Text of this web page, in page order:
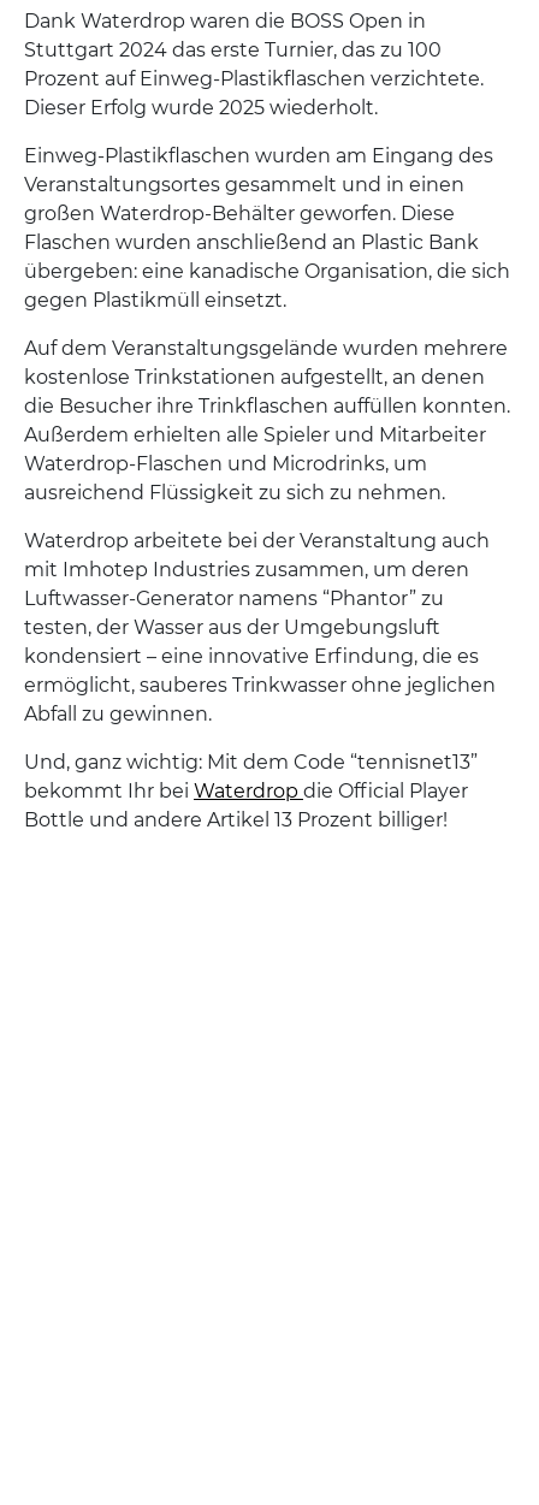
Dank Waterdrop waren die BOSS Open in
Stuttgart 2024 das erste Turnier, das zu 100
Prozent auf Einweg-Plastikflaschen verzichtete.
Dieser Erfolg wurde 2025 wiederholt.
Einweg-Plastikflaschen wurden am Eingang des
Veranstaltungsortes gesammelt und in einen
großen Waterdrop-Behälter geworfen. Diese
Flaschen wurden anschließend an Plastic Bank
übergeben: eine kanadische Organisation, die sich
gegen Plastikmüll einsetzt.
Auf dem Veranstaltungsgelände wurden mehrere
kostenlose Trinkstationen aufgestellt, an denen
die Besucher ihre Trinkflaschen auffüllen konnten.
Außerdem erhielten alle Spieler und Mitarbeiter
Waterdrop-Flaschen und Microdrinks, um
ausreichend Flüssigkeit zu sich zu nehmen.
Waterdrop arbeitete bei der Veranstaltung auch
mit Imhotep Industries zusammen, um deren
Luftwasser-Generator namens “Phantor” zu
testen, der Wasser aus der Umgebungsluft
kondensiert – eine innovative Erfindung, die es
ermöglicht, sauberes Trinkwasser ohne jeglichen
Abfall zu gewinnen.
Und, ganz wichtig: Mit dem Code “tennisnet13”
bekommt Ihr bei Waterdrop die Official Player
Bottle und andere Artikel 13 Prozent billiger!